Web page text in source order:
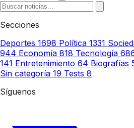
Secciones
Deportes 1698 Política 1331
944 Economía 818 Tecnología
141 Entretenimiento 64 Biografías
Sin categoría 19 Tests 8
Síguenos